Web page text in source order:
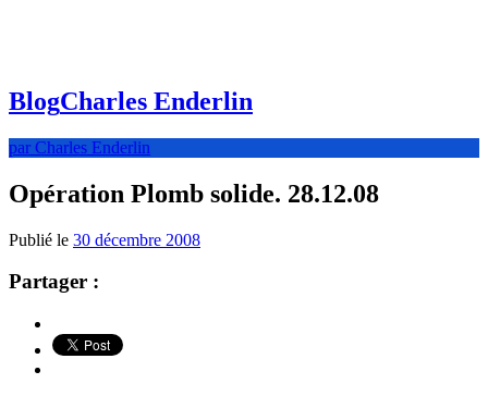
BlogCharles Enderlin
par Charles Enderlin
Opération Plomb solide. 28.12.08
Publié le 30 décembre 2008
Partager :